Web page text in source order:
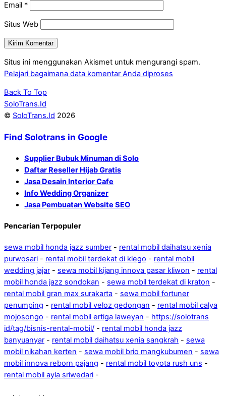
Email *
Situs Web
Situs ini menggunakan Akismet untuk mengurangi spam.
Pelajari bagaimana data komentar Anda diproses
Back To Top
SoloTrans.Id
© SoloTrans.Id 2026
Find Solotrans in Google
Supplier Bubuk Minuman di Solo
Daftar Reseller Hijab Gratis
Jasa Desain Interior Cafe
Info Wedding Organizer
Jasa Pembuatan Website SEO
Pencarian Terpopuler
sewa mobil honda jazz sumber - rental mobil daihatsu xenia
purwosari - rental mobil terdekat di klego - rental mobil
wedding jajar - sewa mobil kijang innova pasar kliwon - rental
mobil honda jazz sondokan - sewa mobil terdekat di kraton -
rental mobil gran max surakarta - sewa mobil fortuner
penumping - rental mobil veloz gedongan - rental mobil calya
mojosongo - rental mobil ertiga laweyan - https://solotrans
id/tag/bisnis-rental-mobil/ - rental mobil honda jazz
banyuanyar - rental mobil daihatsu xenia sangkrah - sewa
mobil nikahan kerten - sewa mobil brio mangkubumen - sewa
mobil innova reborn pajang - rental mobil toyota rush uns -
rental mobil ayla sriwedari -